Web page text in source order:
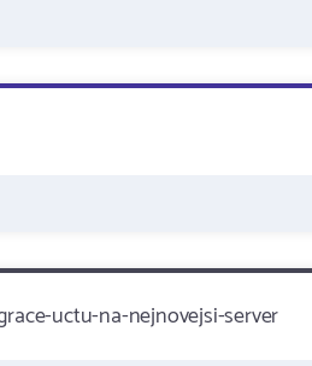
uctu-na-nejnovejsi-server